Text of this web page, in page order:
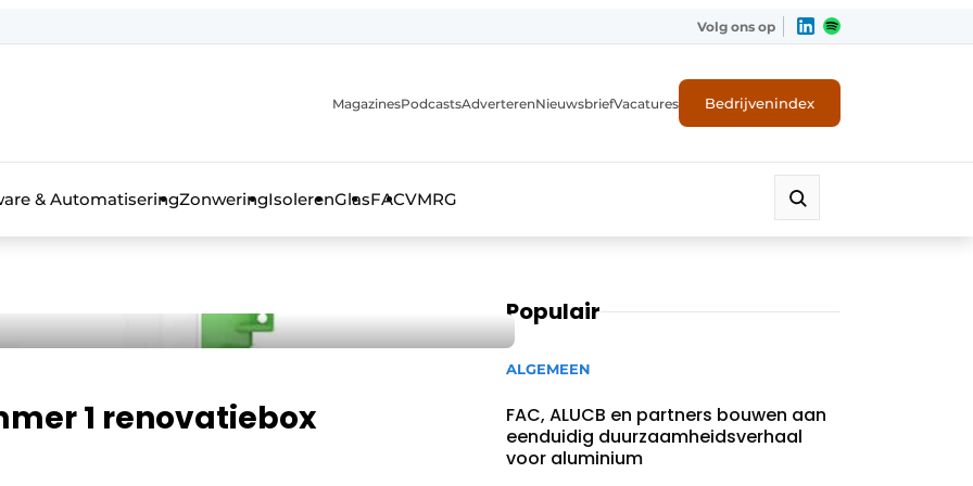
glas & daken
Volg ons op
MagazinesPodcastsAdverterenNieuwsbriefVacatures Bedrijvenindex
& AutomatiseringZonweringIsolerenGlasFACVMRG
1 renovatiebox
Populair
ALGEMEEN
FAC, ALUCB en partners bouwen aan
eenduidig duurzaamheidsverhaal
voor aluminium